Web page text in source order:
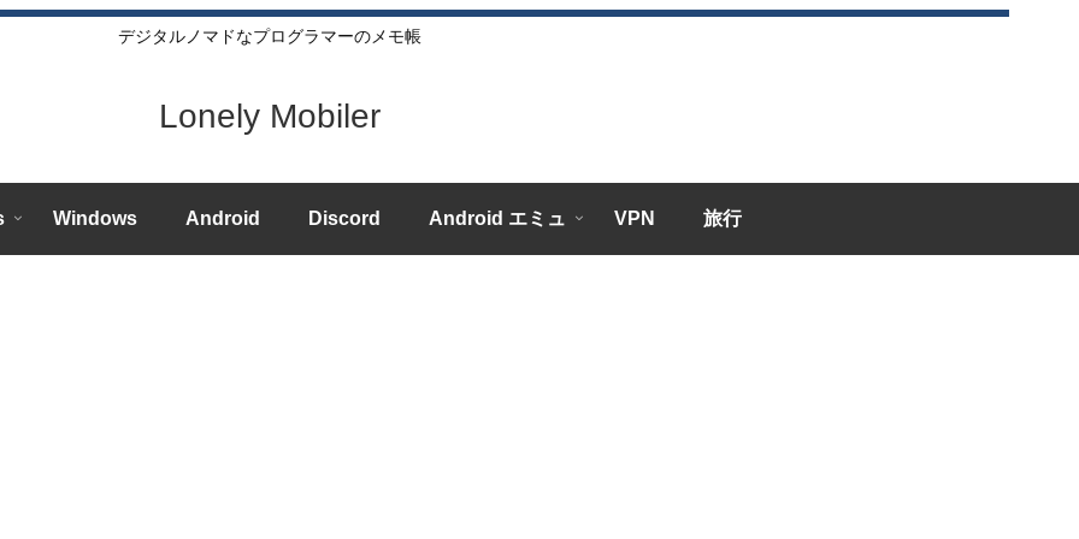
デジタルノマドなプログラマーのメモ帳
Lonely Mobiler
Windows Android Discord Android エミュ VPN 旅行